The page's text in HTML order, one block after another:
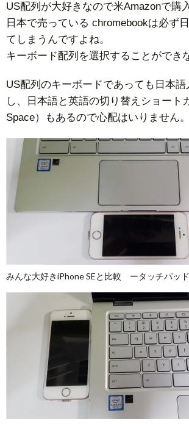
US配列が大好きなので米Amazonで購
日本で売っている chromebookは必ず
てしまうんですよね。
キーボード配列を選択することができ
US配列のキーボードであっても日本
し、日本語と英語の切り替えショート
Space）もあるので心配はいりません。
みんな大好きiPhone SEと比較 ータッチパッ